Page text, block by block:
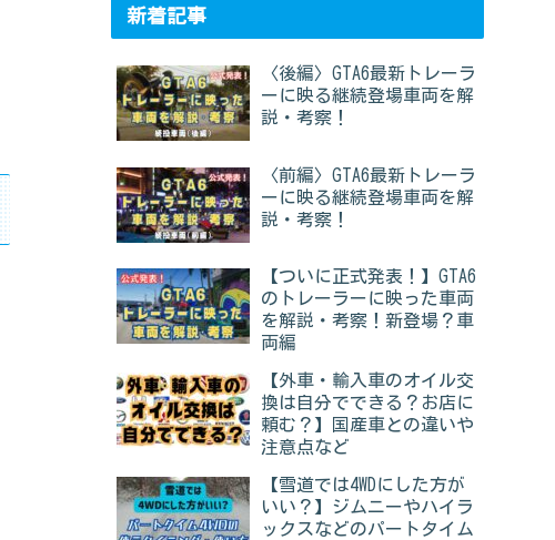
新着記事
〈後編〉GTA6最新トレーラ
ーに映る継続登場車両を解
説・考察！
〈前編〉GTA6最新トレーラ
ーに映る継続登場車両を解
説・考察！
【ついに正式発表！】GTA6
のトレーラーに映った車両
を解説・考察！新登場？車
両編
【外車・輸入車のオイル交
換は自分でできる？お店に
頼む？】国産車との違いや
注意点など
【雪道では4WDにした方が
いい？】ジムニーやハイラ
ックスなどのパートタイム